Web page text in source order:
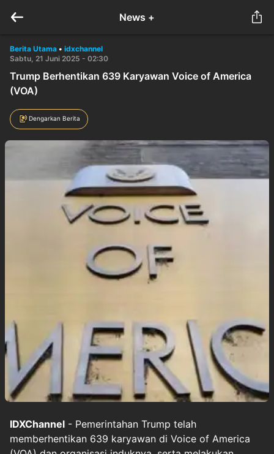
News +
Berita Utama • idxchannel
Sabtu, 21 Juni 2025 - 02:30
Trump Berhentikan 639 Karyawan Voice of America
(VOA)
Dengarkan Berita
IDXChannel - Pemerintahan Trump telah
memberhentikan 639 karyawan di Voice of America